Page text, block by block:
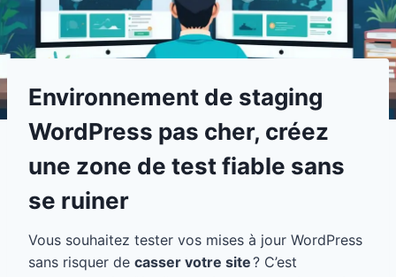
Environnement de staging
WordPress pas cher, créez
une zone de test fiable sans
se ruiner
Vous souhaitez tester vos mises à jour WordPress
sans risquer de casser votre site? C’est